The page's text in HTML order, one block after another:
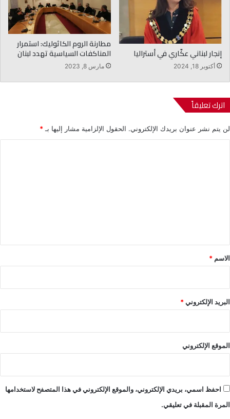
إنجار لبناني عكّاري في أستراليا
أكتوبر 18, 2024
مطارنة الروم الكاثوليك: استمرار
المناكفات السياسية تهدد لبنان
مارس 8, 2023
اترك تعليقاً
لن يتم نشر عنوان بريدك الإلكتروني. الحقول الإلزامية مشار إليها بـ *
*
الاسم *
البريد الإلكتروني*
الموقع الإلكتروني
احفظ اسمي، بريدي الإلكتروني، والموقع الإلكتروني في هذا المتصفح لاستخدامها
المرة المقبلة في تعليقي.